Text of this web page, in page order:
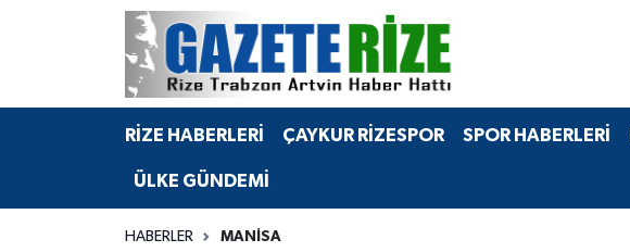
RİZE HABERLERİ ÇAYKUR RİZESPOR SPOR HABERLERİ
ÜLKE GÜNDEMİ
HABERLER MANISA
BÖLGEMİZ
Merkez Nöbetçi Eczaneler
Merkez Hava Durumu
Merkez Trafik Yoğunluk Haritası